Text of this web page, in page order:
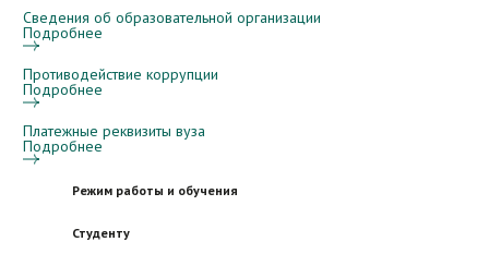
Сведения об образовательной организации
Подробнее
Противодействие коррупции
Подробнее
Платежные реквизиты вуза
Подробнее
Режим работы и обучения
Студенту